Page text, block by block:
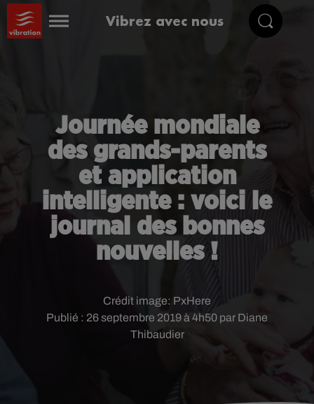
Vibrez avec nous
Journée mondiale
des grands-parents
et application
intelligente : voici le
journal des bonnes
nouvelles !
Publié : 26 septembre 2019 à 4h50 par Diane
Thibaudier
Crédit image: PxHere